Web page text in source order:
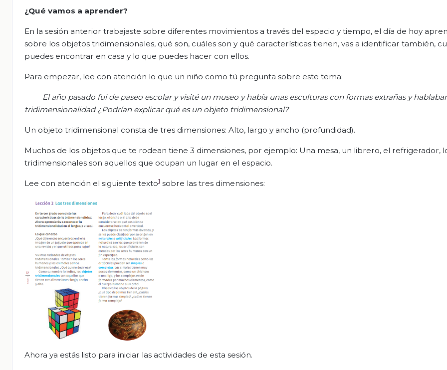
¿Qué vamos a aprender?
En la sesión anterior trabajaste sobre diferentes movimientos a través del espacio y tiempo, el día de hoy
sobre los objetos tridimensionales, qué son, cuáles son y qué características tienen, vas a identificar también,
puedes encontrar en casa y lo que puedes hacer con ellos.
Para empezar, lee con atención lo que un niño como tú pregunta sobre este tema:
El año pasado fui de paseo escolar y visité un museo y había unas esculturas con formas extrañas y h
tridimensionalidad ¿Podrían explicar qué es un objeto tridimensional?
Un objeto tridimensional consta de tres dimensiones: Alto, largo y ancho (profundidad).
Muchos de los objetos que te rodean tiene 3 dimensiones, por ejemplo: Una mesa, un librero, el refrigerador,
tridimensionales son aquellos que ocupan un lugar en el espacio.
Lee con atención el siguiente texto1 sobre las tres dimensiones:
Ahora ya estás listo para iniciar las actividades de esta sesión.